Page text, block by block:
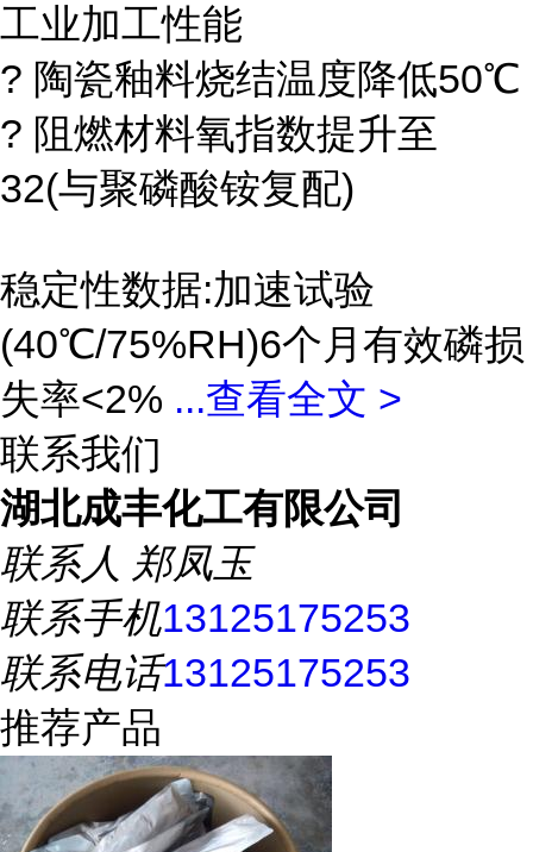
工业加工性能
? 陶瓷釉料烧结温度降低50℃
? 阻燃材料氧指数提升至
32(与聚磷酸铵复配)
稳定性数据:加速试验
(40℃/75%RH)6个月有效磷损
失率<2% ...查看全文 >
联系我们
湖北成丰化工有限公司
联系人 郑凤玉
联系手机13125175253
联系电话13125175253
推荐产品